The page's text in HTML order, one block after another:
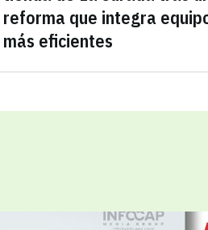
reforma que integra
más eficientes